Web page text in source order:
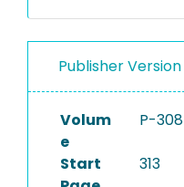
Publisher Version
Volum
e
P-308
Start
313